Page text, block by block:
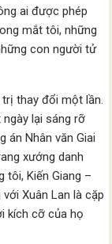
ai được phép
mắt tôi, những
con người tử
thay đổi một lần.
lại sáng rỡ
án Nhân văn Giai
xướng danh
tôi, Kiến Giang –
Xuân Lan là cặp
kích cỡ của họ